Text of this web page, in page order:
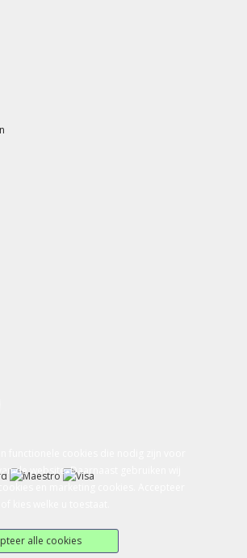
de website. Daarnaast gebruiken wij
alle cookies